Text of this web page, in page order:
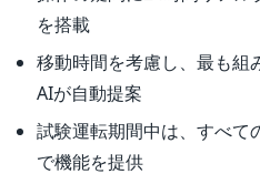
を搭載
移動時間を考慮し、最も組
AIが自動提案
試験運転期間中は、すべて
で機能を提供